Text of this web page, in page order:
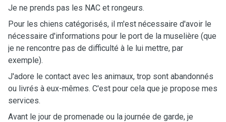
Je ne prends pas les NAC et rongeurs.
Pour les chiens catégorisés, il m'est nécessaire d'avoir le
nécessaire d'informations pour le port de la muselière (que
je ne rencontre pas de difficulté à le lui mettre, par
exemple).
J'adore le contact avec les animaux, trop sont abandonnés
ou livrés à eux-mêmes. C'est pour cela que je propose mes
services.
Avant le jour de promenade ou la journée de garde, je